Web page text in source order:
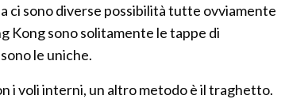
ci sono diverse possibilità tutte ovviamente
Kong sono solitamente le tappe di
le uniche.
i voli interni, un altro metodo è il traghetto.